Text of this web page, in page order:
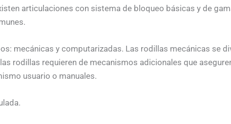
articulaciones con sistema de bloqueo básicas y de
mecánicas y computarizadas. Las rodillas mecánicas se
rodillas requieren de mecanismos adicionales que
usuario o manuales.